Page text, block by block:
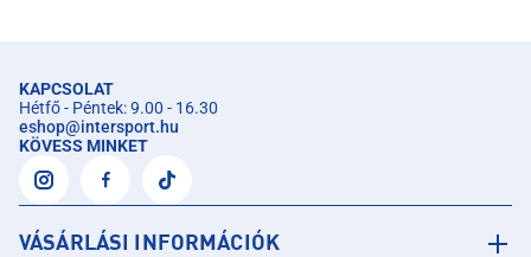
KAPCSOLAT
Hétfő - Péntek: 9.00 - 16.30
eshop@intersport.hu
KÖVESS MINKET
VÁSÁRLÁSI INFORMÁCIÓK